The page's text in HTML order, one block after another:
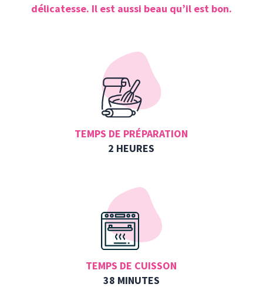
délicatesse. Il est aussi beau qu’il est bon.
TEMPS DE PRÉPARATION
2 HEURES
TEMPS DE CUISSON
38 MINUTES